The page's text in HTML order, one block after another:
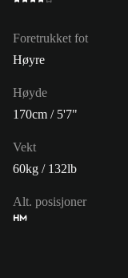
Foretrukket fot
Høyre
Høyde
170cm / 5'7"
Vekt
60kg / 132lb
Alt. posisjoner
HM